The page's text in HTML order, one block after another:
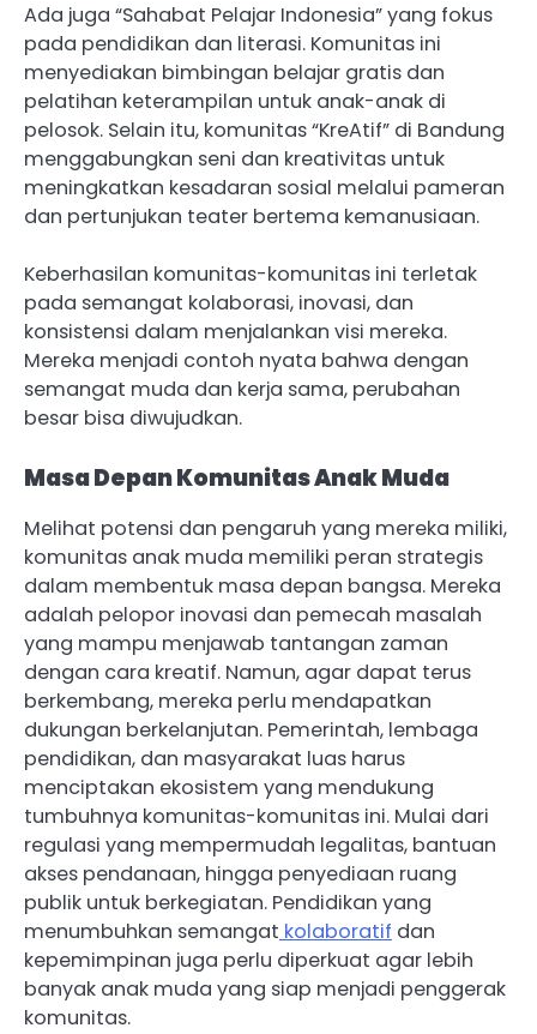
Ada juga “Sahabat Pelajar Indonesia” yang fokus
pada pendidikan dan literasi. Komunitas ini
menyediakan bimbingan belajar gratis dan
pelatihan keterampilan untuk anak-anak di
pelosok. Selain itu, komunitas “KreAtif” di Bandung
menggabungkan seni dan kreativitas untuk
meningkatkan kesadaran sosial melalui pameran
dan pertunjukan teater bertema kemanusiaan.
Keberhasilan komunitas-komunitas ini terletak
pada semangat kolaborasi, inovasi, dan
konsistensi dalam menjalankan visi mereka.
Mereka menjadi contoh nyata bahwa dengan
semangat muda dan kerja sama, perubahan
besar bisa diwujudkan.
Masa Depan Komunitas Anak Muda
Melihat potensi dan pengaruh yang mereka miliki,
komunitas anak muda memiliki peran strategis
dalam membentuk masa depan bangsa. Mereka
adalah pelopor inovasi dan pemecah masalah
yang mampu menjawab tantangan zaman
dengan cara kreatif. Namun, agar dapat terus
berkembang, mereka perlu mendapatkan
dukungan berkelanjutan. Pemerintah, lembaga
pendidikan, dan masyarakat luas harus
menciptakan ekosistem yang mendukung
tumbuhnya komunitas-komunitas ini. Mulai dari
regulasi yang mempermudah legalitas, bantuan
akses pendanaan, hingga penyediaan ruang
publik untuk berkegiatan. Pendidikan yang
menumbuhkan semangat kolaboratif dan
kepemimpinan juga perlu diperkuat agar lebih
banyak anak muda yang siap menjadi penggerak
komunitas.